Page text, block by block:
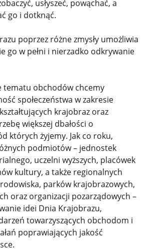
usłyszeć, powąchać, a
go i dotknąć.
poprzez różne zmysły umożliwia
go w pełni i nierzadko odkrywanie
tematu obchodów chcemy
społeczeństwa w zakresie
krajobraz oraz
większej dbałości o
których żyjemy. Jak co roku,
podmiotów – jednostek
uczelni wyższych, placówek
kultury, a także regionalnych
parków krajobrazowych,
oraz organizacji pozarządowych –
idei Dnia Krajobrazu,
towarzyszących obchodom i
poprawiających jakość